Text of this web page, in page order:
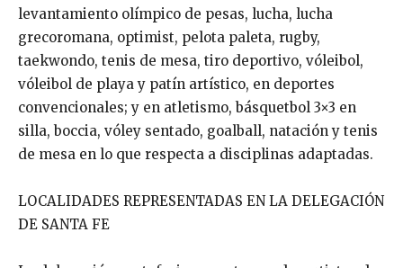
levantamiento olímpico de pesas, lucha, lucha
grecoromana, optimist, pelota paleta, rugby,
taekwondo, tenis de mesa, tiro deportivo, vóleibol,
vóleibol de playa y patín artístico, en deportes
convencionales; y en atletismo, básquetbol 3×3 en
silla, boccia, vóley sentado, goalball, natación y tenis
de mesa en lo que respecta a disciplinas adaptadas.
LOCALIDADES REPRESENTADAS EN LA DELEGACIÓN
DE SANTA FE